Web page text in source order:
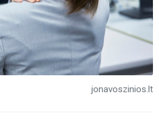
jonavoszinios.lt